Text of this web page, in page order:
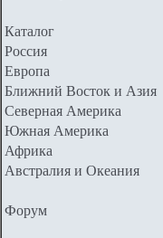
Каталог
Россия
Европа
Ближний Восток и Азия
Северная Америка
Южная Америка
Африка
Австралия и Океания
Форум